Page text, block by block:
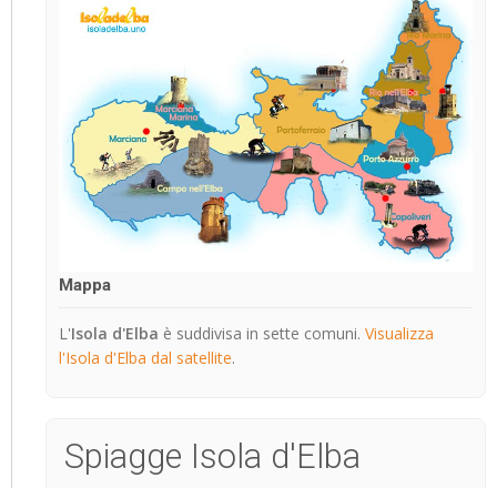
Mappa
L'Isola d'Elba è suddivisa in sette comuni. Visualizza
l'Isola d'Elba dal satellite.
Spiagge Isola d'Elba